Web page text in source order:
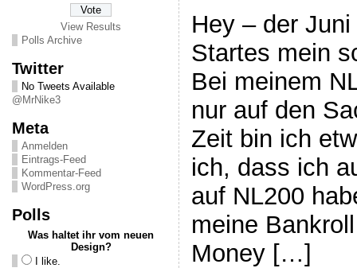
View Results
Polls Archive
Twitter
No Tweets Available
@MrNike3
Meta
Anmelden
Eintrags-Feed
Kommentar-Feed
WordPress.org
Polls
Was haltet ihr vom neuen
Design?
I like.
Hey – der
Startes mein
Bei meinem
nur auf den
Zeit bin ich
ich, dass ich
auf NL200
meine
Money […]